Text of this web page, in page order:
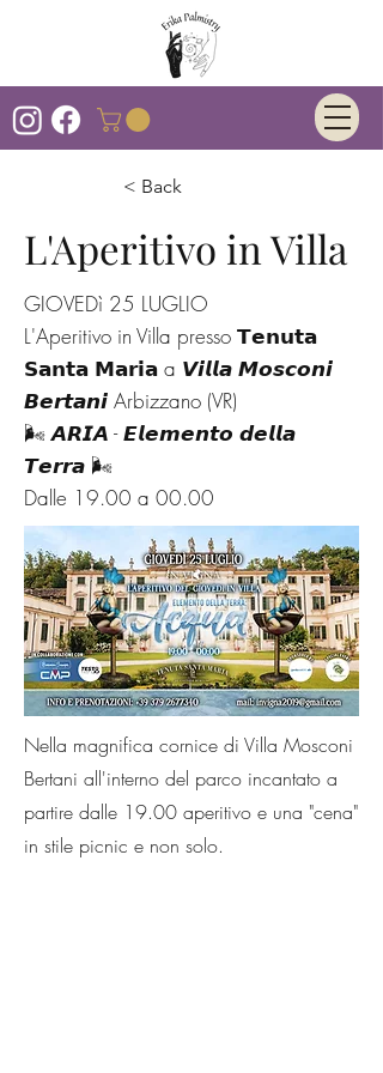
< Back
L'Aperitivo in Villa
GIOVEDì 25 LUGLIO
L'Aperitivo in Villa presso 𝗧𝗲𝗻𝘂𝘁𝗮
𝗦𝗮𝗻𝘁𝗮 𝗠𝗮𝗿𝗶𝗮 a 𝙑𝙞𝙡𝙡𝙖 𝙈𝙤𝙨𝙘𝙤𝙣𝙞
𝘽𝙚𝙧𝙩𝙖𝙣𝙞 Arbizzano (VR)
🌬️ 𝘼𝙍𝙄𝘼 - 𝙀𝙡𝙚𝙢𝙚𝙣𝙩𝙤 𝙙𝙚𝙡𝙡𝙖
𝙏𝙚𝙧𝙧𝙖 🌬️
Dalle 19.00 a 00.00
Nella magnifica cornice di Villa Mosconi
Bertani all'interno del parco incantato a
partire dalle 19.00 aperitivo e una "cena"
in stile picnic e non solo.